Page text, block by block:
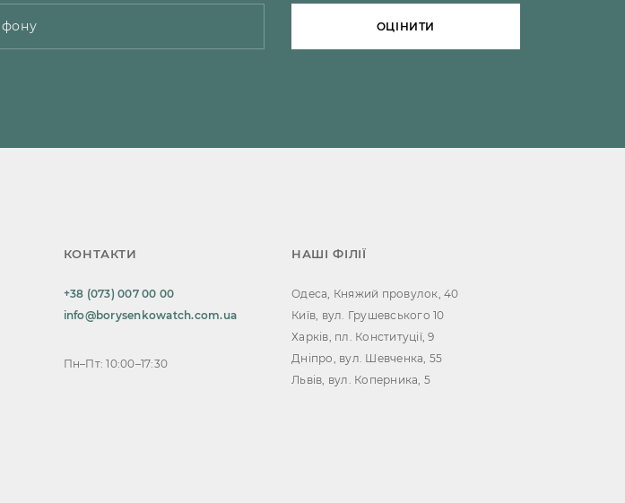
ОЦІНИТИ
КОНТАКТИ
+38 (073) 007 00 00
info@borysenkowatch.com.ua
Пн–Пт: 10:00–17:30
НАШІ ФІЛІЇ
Одеса, Княжий провулок, 40
Київ, вул. Грушевського 10
Харків, пл. Конституції, 9
Дніпро, вул. Шевченка, 55
Львів, вул. Коперника, 5